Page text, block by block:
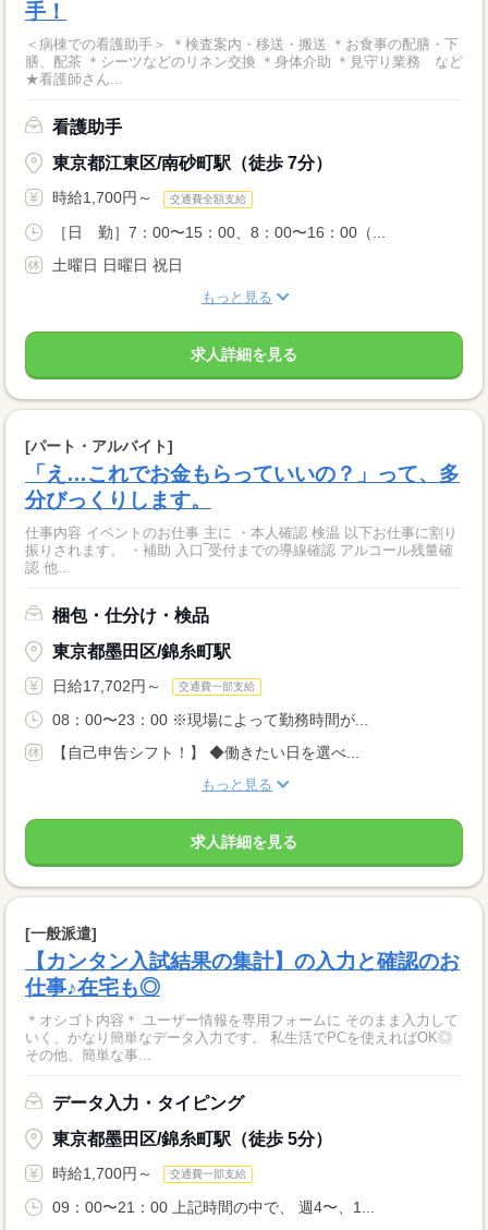
手！
＜病棟での看護助手＞ ＊検査案内・移送・搬送 ＊お食事の配膳・下
膳、配茶 ＊シーツなどのリネン交換 ＊身体介助 ＊見守り業務 など
★看護師さん...
看護助手
東京都江東区/南砂町駅（徒歩 7分）
時給1,700円～ 交通費全額支給
［日 勤］7：00〜15：00、8：00〜16：00（...
土曜日 日曜日 祝日
もっと見る
求人詳細を見る
[パート・アルバイト]
「え…これでお金もらっていいの？」って、多
分びっくりします。
仕事内容 イベントのお仕事 主に ・本人確認 検温 以下お仕事に割り
振りされます。 ・補助 入口‾受付までの導線確認 アルコール残量確
認 他...
梱包・仕分け・検品
東京都墨田区/錦糸町駅
日給17,702円～ 交通費一部支給
08：00〜23：00 ※現場によって勤務時間が...
【自己申告シフト！】 ◆働きたい日を選べ...
もっと見る
求人詳細を見る
[一般派遣]
【カンタン入試結果の集計】の入力と確認のお
仕事♪在宅も◎
＊オシゴト内容＊ ユーザー情報を専用フォームに そのまま入力して
いく、かなり簡単なデータ入力です。 私生活でPCを使えればOK◎
その他、簡単な事...
データ入力・タイピング
東京都墨田区/錦糸町駅（徒歩 5分）
時給1,700円～ 交通費一部支給
09：00〜21：00 上記時間の中で、 週4〜、1...